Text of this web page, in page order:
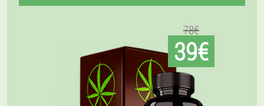
78€
39€